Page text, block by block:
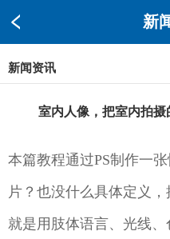
新
新闻资讯
室内人像，把室内拍
本篇教程通过PS制作一
片？也没什么具体定义
就是用肢体语言、光线